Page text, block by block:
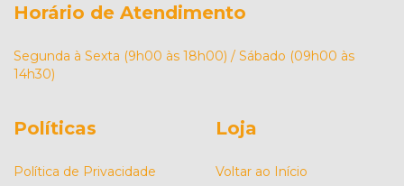
Horário de Atendimento
Segunda à Sexta (9h00 às 18h00) / Sábado (09h00 às
14h30)
Políticas
Política de Privacidade
Loja
Voltar ao Início